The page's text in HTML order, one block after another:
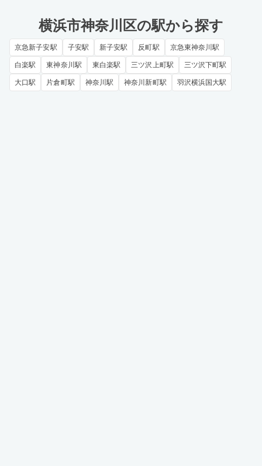
横浜市神奈川区の駅から探す
京急新子安駅 子安駅 新子安駅 反町駅 京急東神奈川駅
白楽駅 東神奈川駅 東白楽駅 三ツ沢上町駅 三ツ沢下町駅
大口駅 片倉町駅 神奈川駅 神奈川新町駅 羽沢横浜国大駅